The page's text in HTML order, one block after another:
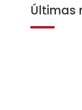
Últimas